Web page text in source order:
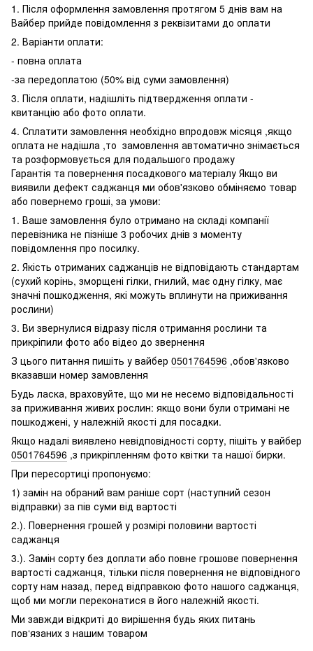
1. Після оформлення замовлення протягом 5 днів вам на
Вайбер прийде повідомлення з реквізитами до оплати
2. Варіанти оплати:
- повна оплата
-за передоплатою (50% від суми замовлення)
3. Після оплати, надішліть підтвердження оплати -
квитанцію або фото оплати.
4. Сплатити замовлення необхідно впродовж місяця ,якщо
оплата не надішла ,то замовлення автоматично знімається
та розформовується для подальшого продажу
Гарантія та повернення посадкового матеріалу Якщо ви
виявили дефект саджанця ми обов'язково обміняємо товар
або повернемо гроші, за умови:
1. Ваше замовлення було отримано на складі компанії
перевізника не пізніше 3 робочих днів з моменту
повідомлення про посилку.
2. Якість отриманих саджанців не відповідають стандартам
(сухий корінь, зморщені гілки, гнилий, має одну гілку, має
значні пошкодження, які можуть вплинути на приживання
рослини)
3. Ви звернулися відразу після отримання рослини та
прикріпили фото або відео до звернення
З цього питання пишіть у вайбер 0501764596 ,обов'язково
вказавши номер замовлення
Будь ласка, враховуйте, що ми не несемо відповідальності
за приживання живих рослин: якщо вони були отримані не
пошкоджені, у належній якості для посадки.
Якщо надалі виявлено невідповідності сорту, пішіть у вайбер
0501764596 ,з прикріпленням фото квітки та нашої бирки.
При пересортиці пропонуємо:
1) замін на обраний вам раніше сорт (наступний сезон
відправки) за пів суми від вартості
2.). Повернення грошей у розмірі половини вартості
саджанця
3.). Замін сорту без доплати або повне грошове повернення
вартості саджанця, тільки після повернення не відповідного
сорту нам назад, перед відправкою фото нашого саджанця,
щоб ми могли переконатися в його належній якості.
Ми завжди відкриті до вирішення будь яких питань
пов‘язаних з нашим товаром